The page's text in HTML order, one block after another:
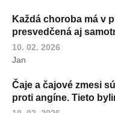
Každá choroba má v
presvedčená aj
10. 02. 2026
Jan
Čaje a čajové zmesi
proti angíne. Tieto